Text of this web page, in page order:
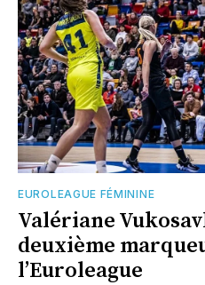
EUROLEAGUE FÉMININE
Valériane
deuxième
l’Euroleague